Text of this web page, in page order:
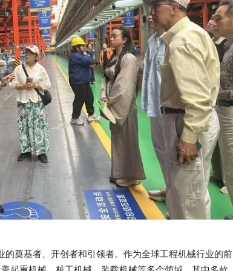
奠基者、开创者和引领者。作为全球工程机械行业的前